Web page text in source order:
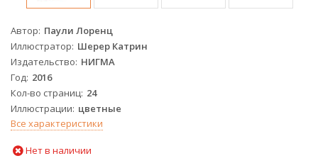
Автор Паули Лоренц
Иллюстратор Шерер Катрин
Издательство НИГМА
Год 2016
Кол-во страниц 24
Иллюстрации цветные
Все характеристики
Нет в наличии